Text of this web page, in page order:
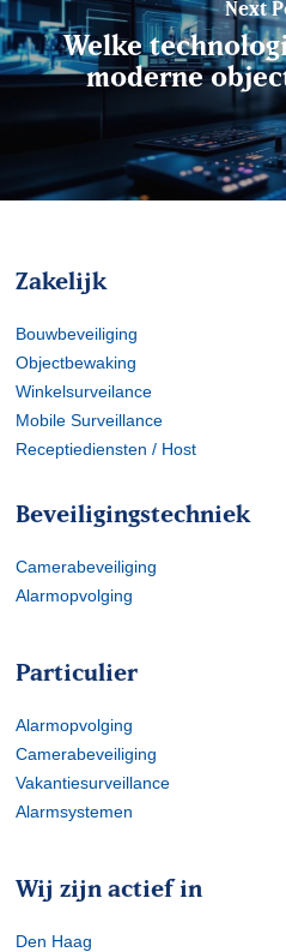
Next
Welke
moderne
Zakelijk
Bouwbeveiliging
Objectbewaking
Winkelsurveilance
Mobile Surveillance
Receptiediensten / Host
Beveiligingstechniek
Camerabeveiliging
Alarmopvolging
Particulier
Alarmopvolging
Camerabeveiliging
Vakantiesurveillance
Alarmsystemen
Wij zijn actief in
Den Haag